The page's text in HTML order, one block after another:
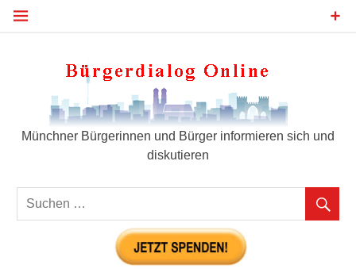
Zum
Münchner Bürgerinnen und Bürger informieren sich und
diskutieren